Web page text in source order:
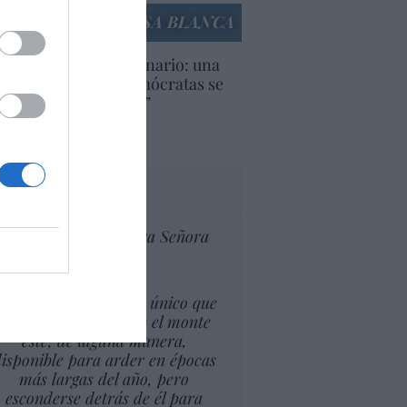
LA CASA BLANCA
Inquietante escenario: una
parte de los demócratas se
como “socialista”
al director
Ceuta celebra Nuestra Señora
El cambio climático lo único que
puede suponer es que el monte
esté, de alguna manera,
para arder en épocas
más largas del año, pero
esconderse detrás de él para